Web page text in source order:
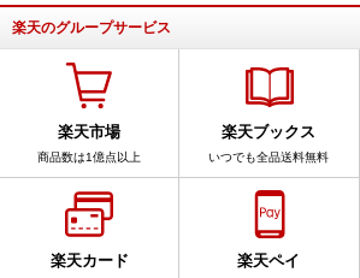
楽天のグループサービス
楽天市場
商品数は1億点以上
楽天ブックス
いつでも全品送料無料
楽天カード 楽天ペイ